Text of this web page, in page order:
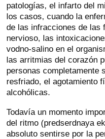
patologías, el infarto del
los casos, cuando la
de las infracciones de las
nervioso, las
vodno-salino en el
las arritmias del corazón
personas completamente
resfriado, el agotamiento
alcohólicas.
Todavía un momento
del ritmo (predserdnaya
absoluto sentirse por la